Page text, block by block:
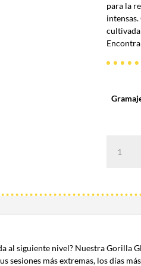
para la
Glue
siguiente nivel? Nuestra Gorilla
sesiones más extremas, los días